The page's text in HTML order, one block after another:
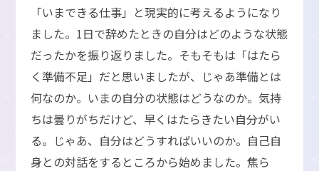
「いまできる仕事」と現実的に考えるようになり
ました。1日で辞めたときの自分はどのような状態
だったかを振り返りました。そもそもは「はたら
く準備不足」だと思いましたが、じゃあ準備とは
何なのか。いまの自分の状態はどうなのか。気持
ちは曇りがちだけど、早くはたらきたい自分がい
る。じゃあ、自分はどうすればいいのか。自己自
身との対話をするところから始めました。焦ら